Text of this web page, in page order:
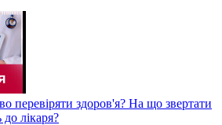
перевіряти здоров'я? На що звертати
до лікаря?